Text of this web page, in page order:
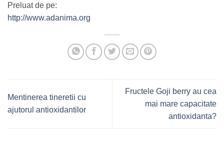
Preluat de pe:
http://www.adanima.org
Mentinerea tineretii cu
ajutorul antioxidantilor
Fructele Goji berry au cea
mai mare capacitate
antioxidanta?